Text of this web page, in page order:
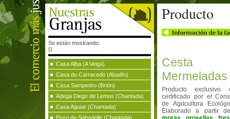
Se están mostrando:
()
Casa Alba (A Veiga)
Casa do Carracedo (Abadín)
Casa Sampedro (Brión)
Adega Diego de Lemos (Chantada)
Casa Aguiar (Chantada)
Pazo de Sabadelle (Chantada)
Producto
Mermeladas
Producto exclusivo
certificado por el
de Agricultura
Elaborado a partir